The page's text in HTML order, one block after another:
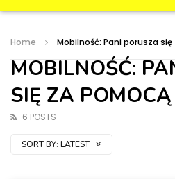
Home Mobilność: Pani porusza
MOBILNOŚĆ:
SIĘ ZA
6 POSTS
SORT BY: LATEST